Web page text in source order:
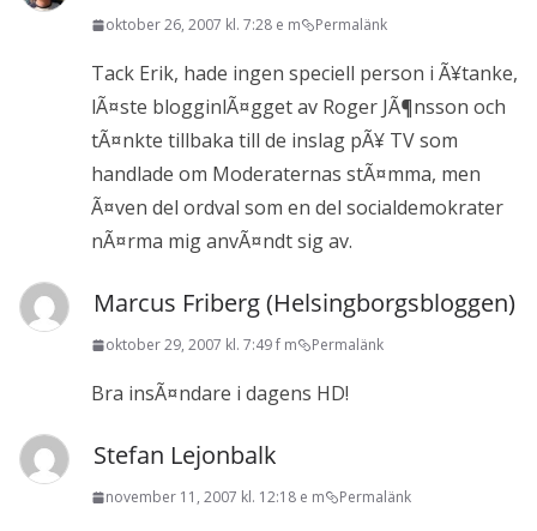
oktober 26, 2007 kl. 7:28 e m Permalänk
Tack Erik, hade ingen speciell person i Ã¥tanke,
lÃ¤ste blogginlÃ¤gget av Roger JÃ¶nsson och
tÃ¤nkte tillbaka till de inslag pÃ¥ TV som
handlade om Moderaternas stÃ¤mma, men
Ã¤ven del ordval som en del socialdemokrater
nÃ¤rma mig anvÃ¤ndt sig av.
Marcus Friberg (Helsingborgsbloggen)
oktober 29, 2007 kl. 7:49 f m Permalänk
Bra insÃ¤ndare i dagens HD!
Stefan Lejonbalk
november 11, 2007 kl. 12:18 e m Permalänk